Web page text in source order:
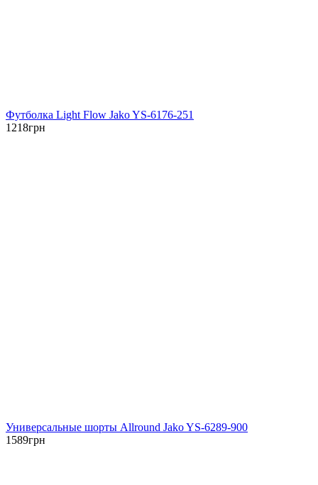
Футболка Light Flow Jako YS-6176-251
1218грн
Универсальные шорты Allround Jako YS-6289-900
1589грн